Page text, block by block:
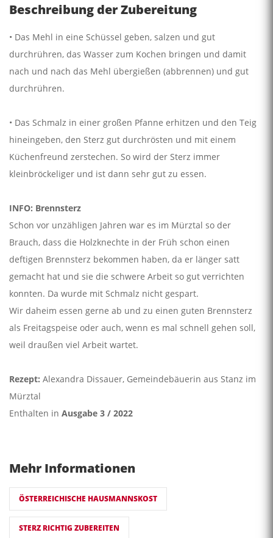
Beschreibung der Zubereitung
• Das Mehl in eine Schüssel geben, salzen und gut
durchrühren, das Wasser zum Kochen bringen und damit
nach und nach das Mehl übergießen (abbrennen) und gut
durchrühren.
• Das Schmalz in einer großen Pfanne erhitzen und den Teig
hineingeben, den Sterz gut durchrösten und mit einem
Küchenfreund zerstechen. So wird der Sterz immer
kleinbröckeliger und ist dann sehr gut zu essen.
INFO: Brennsterz
Schon vor unzähligen Jahren war es im Mürztal so der
Brauch, dass die Holzknechte in der Früh schon einen
deftigen Brennsterz bekommen haben, da er länger satt
gemacht hat und sie die schwere Arbeit so gut verrichten
konnten. Da wurde mit Schmalz nicht gespart.
Wir daheim essen gerne ab und zu einen guten Brennsterz
als Freitagspeise oder auch, wenn es mal schnell gehen soll,
weil draußen viel Arbeit wartet.
Rezept: Alexandra Dissauer, Gemeindebäuerin aus Stanz im
Mürztal
Enthalten in Ausgabe 3 / 2022
Mehr Informationen
ÖSTERREICHISCHE HAUSMANNSKOST
STERZ RICHTIG ZUBEREITEN